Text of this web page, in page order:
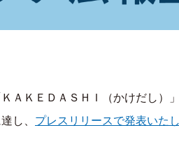
ＡＫＥＤＡＳＨＩ（かけだし）」
し、 プレスリリースで発表いた